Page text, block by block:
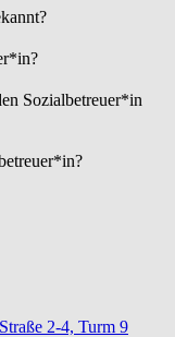
So­zi­al­be­treu­er*in
2-4, Turm 9